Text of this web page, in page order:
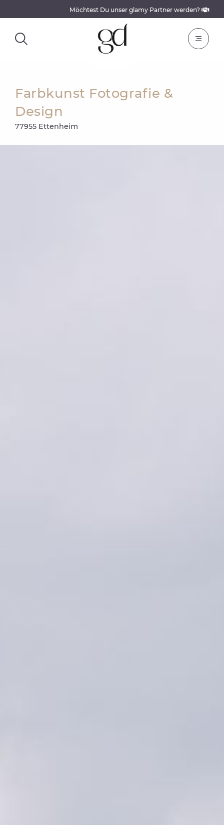
Möchtest Du unser glamy Partner werden?
Farbkunst Fotografie &
Design
77955 Ettenheim